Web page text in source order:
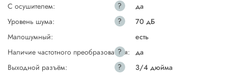
С осушителем:
?
да
Уровень шума:
?
70 дБ
Малошумный:
есть
Наличие частотного преобразователя:
?
да
Выходной разъём:
?
3/4 дюйма